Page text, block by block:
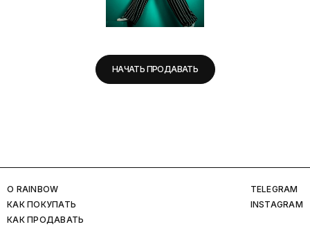
НАЧАТЬ ПРОДАВАТЬ
O RAINBOW
КАК ПОКУПАТЬ
КАК ПРОДАВАТЬ
TELEGRAM
INSTAGRAM